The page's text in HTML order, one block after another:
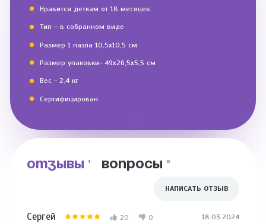
Нравится деткам от 18 месяцев
Тип – в собранном виде
Размер 1 пазла 10,5х10,5 см
Размер упаковки- 49х26,5х5,5 см
Вес - 2,4 кг
Сертифицирован
ОТЗЫВЫ 1 ВОПРОСЫ 0
НАПИСАТЬ ОТЗЫВ
Сергей 20 0 18.03.2024